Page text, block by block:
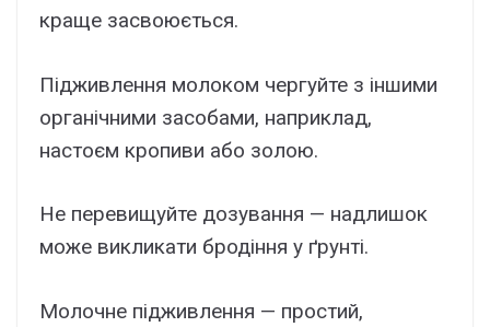
краще засвоюється.
Підживлення молоком чергуйте з іншими
органічними засобами, наприклад,
настоєм кропиви або золою.
Не перевищуйте дозування — надлишок
може викликати бродіння у ґрунті.
Молочне підживлення — простий,